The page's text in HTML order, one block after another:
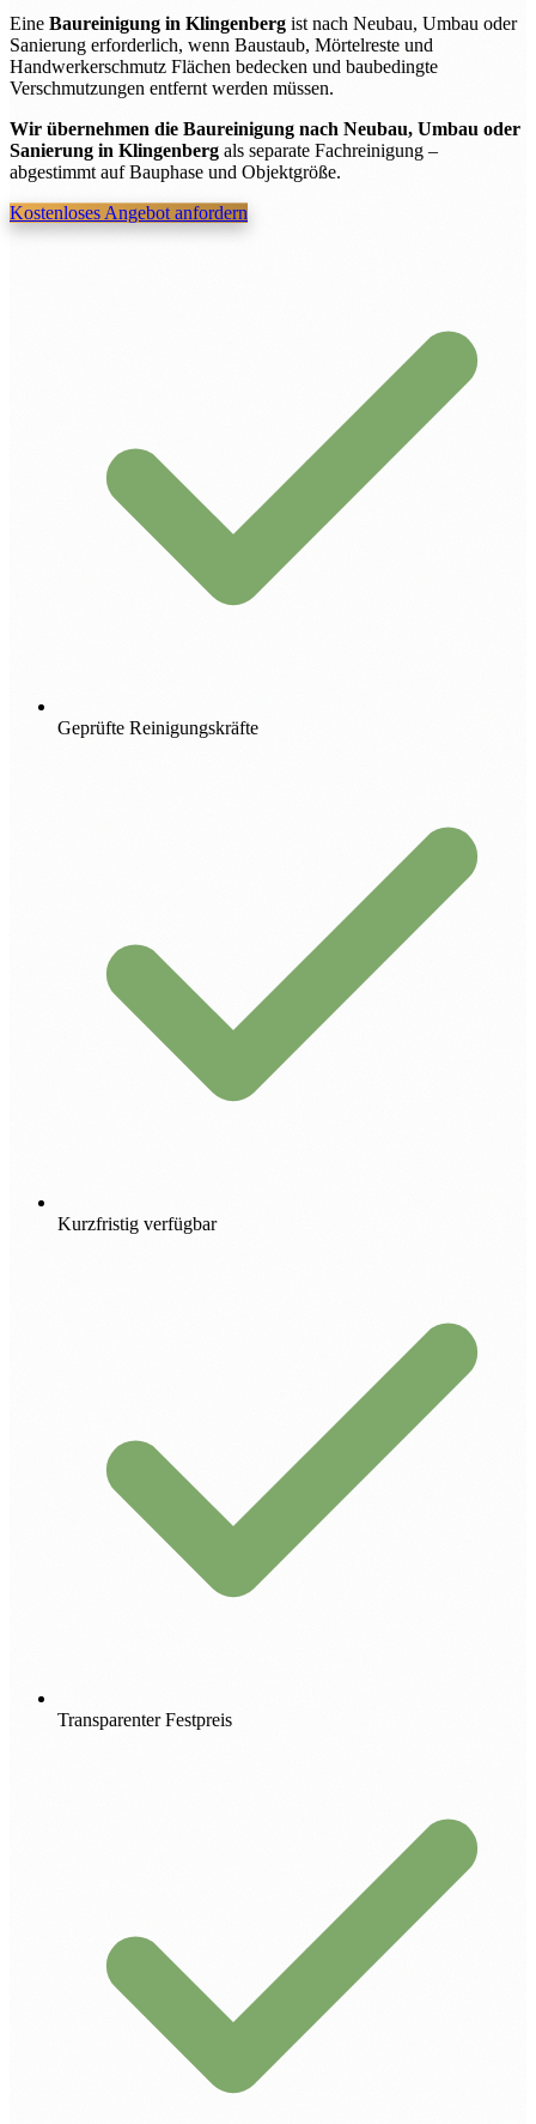
Eine Baureinigung in Klingenberg ist nach Neubau, Umbau oder
Sanierung erforderlich, wenn Baustaub, Mörtelreste und
Handwerkerschmutz Flächen bedecken und baubedingte
Verschmutzungen entfernt werden müssen.
Wir übernehmen die Baureinigung nach Neubau, Umbau oder
Sanierung in Klingenberg als separate Fachreinigung –
abgestimmt auf Bauphase und Objektgröße.
Kostenloses Angebot anfordern
Geprüfte Reinigungskräfte
Kurzfristig verfügbar
Transparenter Festpreis